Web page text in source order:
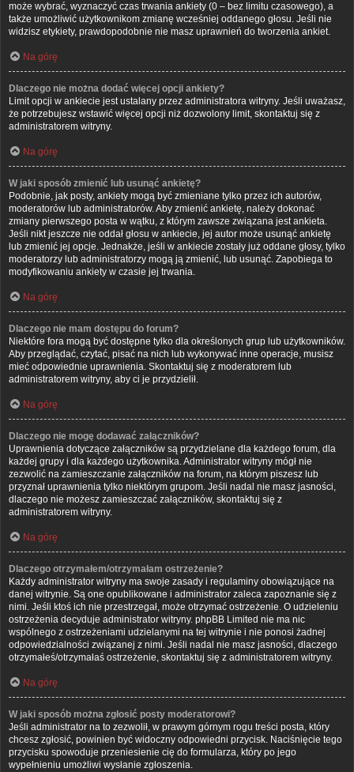
może wybrać, wyznaczyć czas trwania ankiety (0 – bez limitu czasowego), a
także umożliwić użytkownikom zmianę wcześniej oddanego głosu. Jeśli nie
widzisz etykiety, prawdopodobnie nie masz uprawnień do tworzenia ankiet.
Na górę
Dlaczego nie można dodać więcej opcji ankiety?
Limit opcji w ankiecie jest ustalany przez administratora witryny. Jeśli uważasz,
że potrzebujesz wstawić więcej opcji niż dozwolony limit, skontaktuj się z
administratorem witryny.
Na górę
W jaki sposób zmienić lub usunąć ankietę?
Podobnie, jak posty, ankiety mogą być zmieniane tylko przez ich autorów,
moderatorów lub administratorów. Aby zmienić ankietę, należy dokonać
zmiany pierwszego posta w wątku, z którym zawsze związana jest ankieta.
Jeśli nikt jeszcze nie oddał głosu w ankiecie, jej autor może usunąć ankietę
lub zmienić jej opcje. Jednakże, jeśli w ankiecie zostały już oddane głosy, tylko
moderatorzy lub administratorzy mogą ją zmienić, lub usunąć. Zapobiega to
modyfikowaniu ankiety w czasie jej trwania.
Na górę
Dlaczego nie mam dostępu do forum?
Niektóre fora mogą być dostępne tylko dla określonych grup lub użytkowników.
Aby przeglądać, czytać, pisać na nich lub wykonywać inne operacje, musisz
mieć odpowiednie uprawnienia. Skontaktuj się z moderatorem lub
administratorem witryny, aby ci je przydzielił.
Na górę
Dlaczego nie mogę dodawać załączników?
Uprawnienia dotyczące załączników są przydzielane dla każdego forum, dla
każdej grupy i dla każdego użytkownika. Administrator witryny mógł nie
zezwolić na zamieszczanie załączników na forum, na którym piszesz lub
przyznał uprawnienia tylko niektórym grupom. Jeśli nadal nie masz jasności,
dlaczego nie możesz zamieszczać załączników, skontaktuj się z
administratorem witryny.
Na górę
Dlaczego otrzymałem/otrzymałam ostrzeżenie?
Każdy administrator witryny ma swoje zasady i regulaminy obowiązujące na
danej witrynie. Są one opublikowane i administrator zaleca zapoznanie się z
nimi. Jeśli ktoś ich nie przestrzegał, może otrzymać ostrzeżenie. O udzieleniu
ostrzeżenia decyduje administrator witryny. phpBB Limited nie ma nic
wspólnego z ostrzeżeniami udzielanymi na tej witrynie i nie ponosi żadnej
odpowiedzialności związanej z nimi. Jeśli nadal nie masz jasności, dlaczego
otrzymałeś/otrzymałaś ostrzeżenie, skontaktuj się z administratorem witryny.
Na górę
W jaki sposób można zgłosić posty moderatorowi?
Jeśli administrator na to zezwolił, w prawym górnym rogu treści posta, który
chcesz zgłosić, powinien być widoczny odpowiedni przycisk. Naciśnięcie tego
przycisku spowoduje przeniesienie cię do formularza, który po jego
wypełnieniu umożliwi wysłanie zgłoszenia.